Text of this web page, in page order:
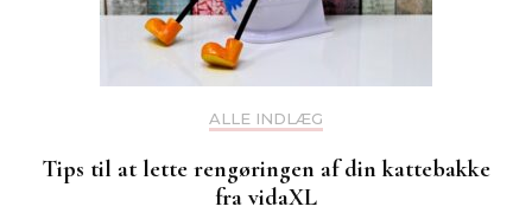
ALLE INDLÆG
Tips til at lette rengøringen af din kattebakke
fra vidaXL